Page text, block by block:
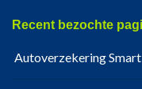
Recent bezochte
Autoverzekering